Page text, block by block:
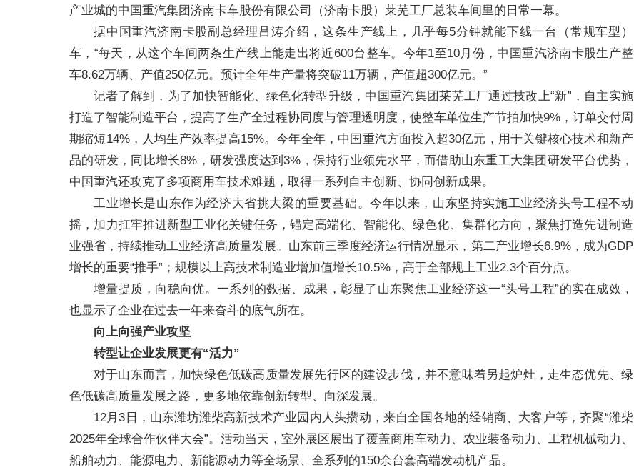
产业城的中国重汽集团济南卡车股份有限公司（济南卡股）莱芜工厂总装车间里的日常一幕。
据中国重汽济南卡股副总经理吕涛介绍，这条生产线上，几乎每5分钟就能下线一台（常规车型）
车，“每天，从这个车间两条生产线上能走出将近600台整车。今年1至10月份，中国重汽济南卡股生产整
车8.62万辆、产值250亿元。预计全年生产量将突破11万辆，产值超300亿元。”
记者了解到，为了加快智能化、绿色化转型升级，中国重汽集团莱芜工厂通过技改上“新”，自主实施
打造了智能制造平台，提高了生产全过程协同度与管理透明度，使整车单位生产节拍加快9%，订单交付周
期缩短14%，人均生产效率提高15%。今年全年，中国重汽方面投入超30亿元，用于关键核心技术和新产
品的研发，同比增长8%，研发强度达到3%，保持行业领先水平，而借助山东重工大集团研发平台优势，
中国重汽还攻克了多项商用车技术难题，取得一系列自主创新、协同创新成果。
工业增长是山东作为经济大省挑大梁的重要基础。今年以来，山东坚持实施工业经济头号工程不动
摇，加力扛牢推进新型工业化关键任务，锚定高端化、智能化、绿色化、集群化方向，聚焦打造先进制造
业强省，持续推动工业经济高质量发展。山东前三季度经济运行情况显示，第二产业增长6.9%，成为GDP
增长的重要“推手”；规模以上高技术制造业增加值增长10.5%，高于全部规上工业2.3个百分点。
增量提质，向稳向优。一系列的数据、成果，彰显了山东聚焦工业经济这一“头号工程”的实在成效，
也显示了企业在过去一年来奋斗的底气所在。
向上向强产业攻坚
转型让企业发展更有“活力”
对于山东而言，加快绿色低碳高质量发展先行区的建设步伐，并不意味着另起炉灶，走生态优先、绿
色低碳高质量发展之路，更多地依靠创新转型、向深发展。
12月3日，山东潍坊潍柴高新技术产业园内人头攒动，来自全国各地的经销商、大客户等，齐聚“潍柴
2025年全球合作伙伴大会”。活动当天，室外展区展出了覆盖商用车动力、农业装备动力、工程机械动力、
船舶动力、能源电力、新能源动力等全场景、全系列的150余台套高端发动机产品。